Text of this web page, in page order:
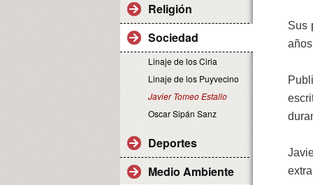
Religión
Sociedad
Linaje de los Ciria
Linaje de los Puyvecino
Javier Tomeo Estallo
Oscar Sipán Sanz
Deportes
Medio Ambiente
Sus